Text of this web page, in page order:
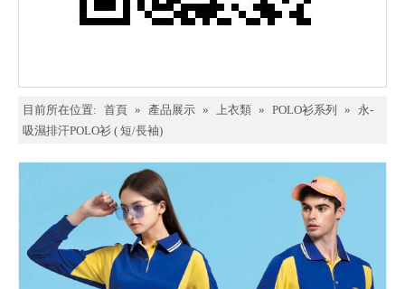
目前所在位置: 首頁 » 產品展示 » 上衣類 » POLO衫系列 » 永-
吸濕排汗POLO衫 ( 短/長袖)